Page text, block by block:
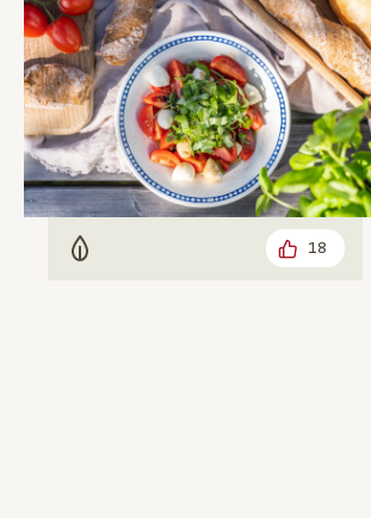
Vegetarisch 18